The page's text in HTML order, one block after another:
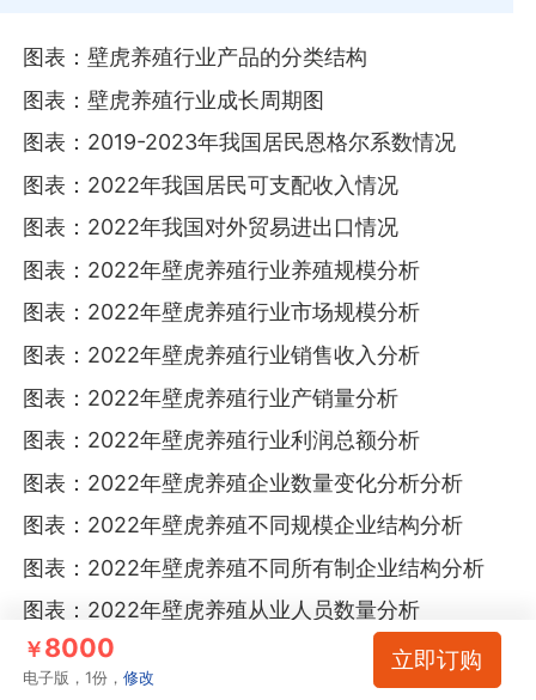
图表：壁虎养殖行业产品的分类结构
图表：壁虎养殖行业成长周期图
图表：2019-2023年我国居民恩格尔系数情况
图表：2022年我国居民可支配收入情况
图表：2022年我国对外贸易进出口情况
图表：2022年壁虎养殖行业养殖规模分析
图表：2022年壁虎养殖行业市场规模分析
图表：2022年壁虎养殖行业销售收入分析
图表：2022年壁虎养殖行业产销量分析
图表：2022年壁虎养殖行业利润总额分析
图表：2022年壁虎养殖企业数量变化分析分析
图表：2022年壁虎养殖不同规模企业结构分析
图表：2022年壁虎养殖不同所有制企业结构分析
图表：2022年壁虎养殖从业人员数量分析
图表：2024-2030年壁虎及相关产品价格走势预测
￥8000
电子版，1份，修改
立即订购